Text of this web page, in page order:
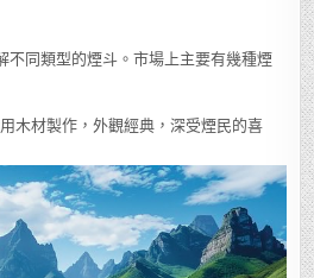
不同類型的煙斗。市場上主要有幾種煙
木材製作，外觀經典，深受煙民的喜